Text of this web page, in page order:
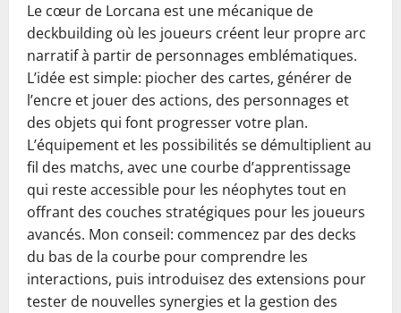
Le cœur de Lorcana est une mécanique de
deckbuilding où les joueurs créent leur propre arc
narratif à partir de personnages emblématiques.
L’idée est simple: piocher des cartes, générer de
l’encre et jouer des actions, des personnages et
des objets qui font progresser votre plan.
L’équipement et les possibilités se démultiplient au
fil des matchs, avec une courbe d’apprentissage
qui reste accessible pour les néophytes tout en
offrant des couches stratégiques pour les joueurs
avancés. Mon conseil: commencez par des decks
du bas de la courbe pour comprendre les
interactions, puis introduisez des extensions pour
tester de nouvelles synergies et la gestion des